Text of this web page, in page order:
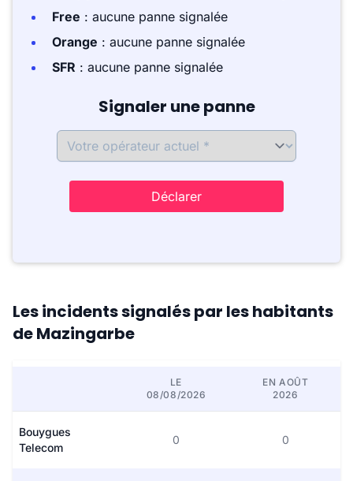
Free : aucune panne signalée
Orange : aucune panne signalée
SFR : aucune panne signalée
Signaler une panne
Déclarer
Les incidents signalés par les habitants
de Mazingarbe
LE
08/08/2026
EN AOÛT
2026
Bouygues
Telecom
0 0